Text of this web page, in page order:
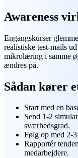
Awareness
Engangskurser
realistiske test-mails
mikrolæring i samme
ændres på.
Sådan kører
Start med en
Send 1-2
sværhedsgrad.
Følg op med 2-
Rapportér
medarbejdere.